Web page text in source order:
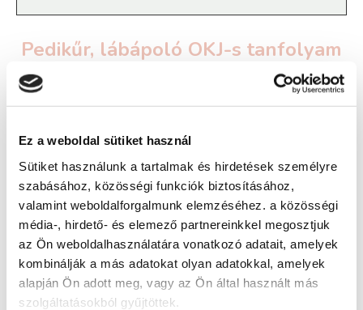
Ez a weboldal sütiket használ
Sütiket használunk a tartalmak és hirdetések személyre
szabásához, közösségi funkciók biztosításához,
valamint weboldalforgalmunk elemzéséhez. a közösségi
média-, hirdető- és elemező partnereinkkel megosztjuk
az Ön weboldalhasználatára vonatkozó adatait, amelyek
kombinálják a más adatokat olyan adatokkal, amelyek
alapján Ön adott meg, vagy az Ön által használt más
szolgáltatásokból gyűjtöttek.
Pedikűr, lábápoló OKJ-s tanfolyam
Képzés típusa:
OKJ oktatás
Szükséges iskolai végzettség:
alapfokú iskolai végzettség (8 általános)
Jelentkezz az új Pedikűr tanfolyamra! Kattints
és jelentkezz!